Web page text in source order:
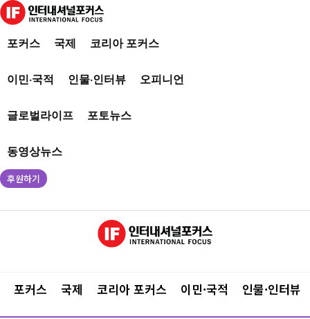
포커스 국제 코리아 포커스
이민·국적 인물·인터뷰 오피니언
글로벌라이프 포토뉴스
동영상뉴스
후원하기
포커스 국제 코리아 포커스 이민·국적 인물·인터뷰